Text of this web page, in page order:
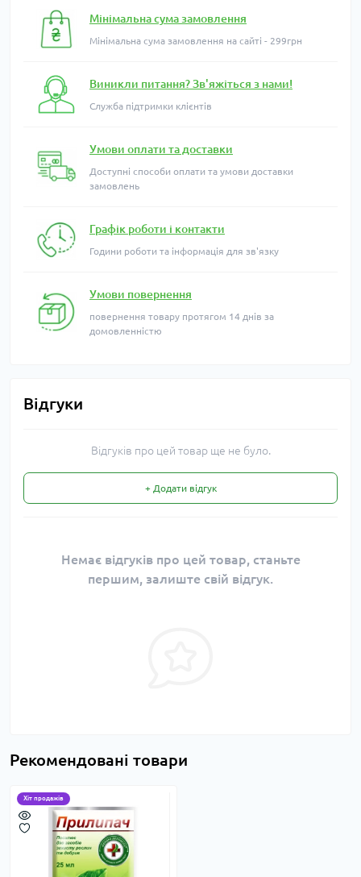
Мінімальна сума замовлення
Мінімальна сума замовлення на сайті - 299грн
Виникли питання? Зв'яжіться з нами!
Служба підтримки клієнтів
Умови оплати та доставки
Доступні способи оплати та умови доставки
замовлень
Графік роботи і контакти
Години роботи та інформація для зв'язку
Умови повернення
повернення товару протягом 14 днів за
домовленністю
Відгуки
Відгуків про цей товар ще не було.
+ Додати відгук
Немає відгуків про цей товар, станьте
першим, залиште свій відгук.
Рекомендовані товари
Хіт продажів